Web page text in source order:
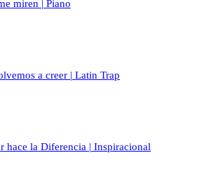
miren | Piano
a creer | Latin Trap
hace la Diferencia | Inspiracional